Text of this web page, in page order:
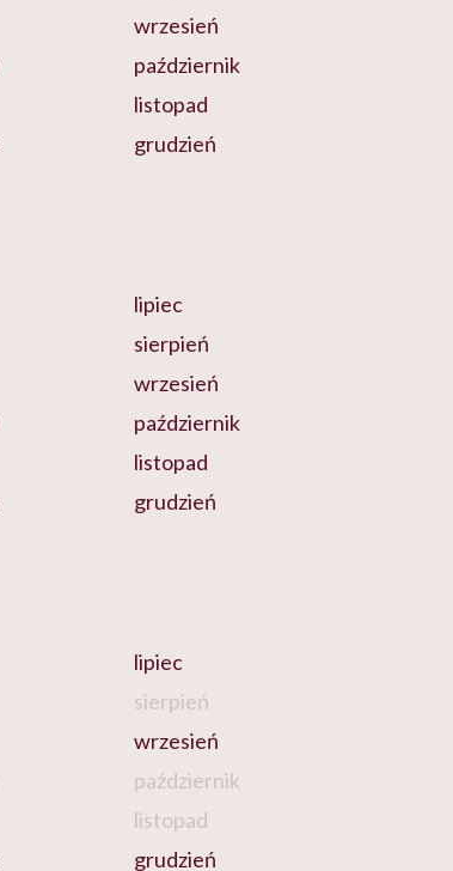
wrzesień
październik
listopad
grudzień
lipiec
sierpień
wrzesień
październik
listopad
grudzień
lipiec
sierpień
wrzesień
październik
listopad
grudzień